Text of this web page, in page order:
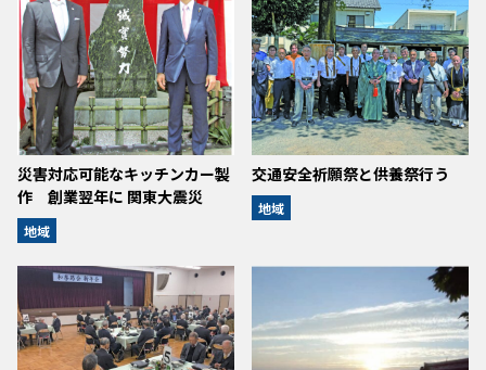
災害対応可能なキッチンカー製
作 創業翌年に 関東大震災
地域
交通安全祈願祭と供養祭行う
地域